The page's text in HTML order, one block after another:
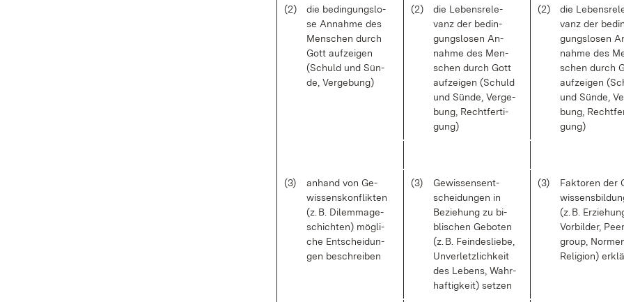
(2)
die be­din­gungs­lo­
se An­nah­me des
Men­schen durch
Gott auf­zei­gen
(Schuld und Sün­
de, Ver­ge­bung)
(2)
die Le­bens­re­le­
vanz der be­din­
gungs­lo­sen An­
nah­me des Men­
schen durch Gott
auf­zei­gen (Schuld
und Sün­de, Ver­ge­
bung, Recht­fer­ti­
gung)
(2)
die
vanz der
gungs­lo­sen
nah­me des
schen durch
auf­zei­gen
und Sün­de,
bung,
gung)
(3)
an­hand von Ge­
wis­sens­kon­flik­ten
(z. B. Di­lem­ma­ge­
schich­ten) mög­li­
che Ent­schei­dun­
gen be­schrei­ben
(3)
Ge­wis­sens­ent­
schei­dun­gen in
Be­zie­hung zu bi­
bli­schen Ge­bo­ten
(z. B. Fein­des­lie­be,
Un­ver­letz­lich­keit
des Le­bens, Wahr­
haf­tig­keit) set­zen
(3)
Fak­to­ren der
(z. B.
Vor­bil­der,
group,
Re­li­gi­on)